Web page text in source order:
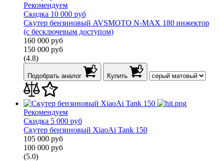
Рекомендуем
Скидка 10 000 руб
Скутер бензиновый AVSMOTO N-MAX 180 инжектор
(с бесключевым доступом)
160 000 руб
150 000 руб
(4.8)
Подобрать аналог Купить
Рекомендуем
Скидка 5 000 руб
Скутер бензиновый XiaoAi Tank 150
105 000 руб
100 000 руб
(5.0)